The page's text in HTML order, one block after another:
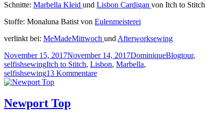
Schnitte: Marbella Kleid und Lisbon Cardigan von Itch to Stitch
Stoffe: Monaluna Batist von Eulenmeisterei
verlinkt bei: MeMadeMittwoch und Afterworksewing
Veröffentlicht
am
November 15, 2017November 14, 2017Autor
DominiqueKategorien
Blogtour,
selfishsewingSchlagwörter
Itch to Stitch, Lisbon, Marbella,
selfishsewing13 Kommentarezu
Newport Top